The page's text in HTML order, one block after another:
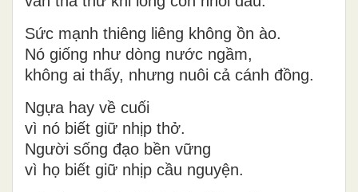
Sức mạnh thiêng liêng không ồn ào.
Nó giống như dòng nước ngầm,
không ai thấy, nhưng nuôi cả cánh đồng.
Ngựa hay về cuối
vì nó biết giữ nhịp thở.
Người sống đạo bền vững
vì họ biết giữ nhịp cầu nguyện.